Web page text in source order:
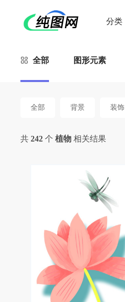
分类
全部 图形元素
全部 背景 装饰
共 242 个 植物 相关结果